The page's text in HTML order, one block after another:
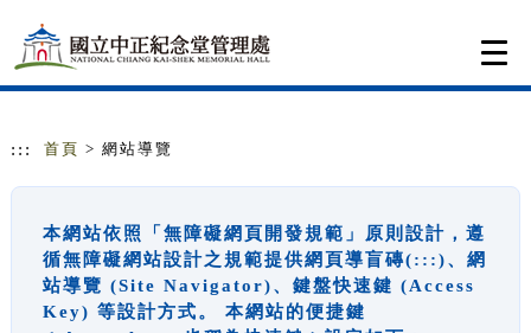
::: 首頁 > 網站導覽
本網站依照「無障礙網頁開發規範」原則設計，遵
循無障礙網站設計之規範提供網頁導盲磚(:::)、網
站導覽 (Site Navigator)、鍵盤快速鍵 (Access
Key) 等設計方式。 本網站的便捷鍵